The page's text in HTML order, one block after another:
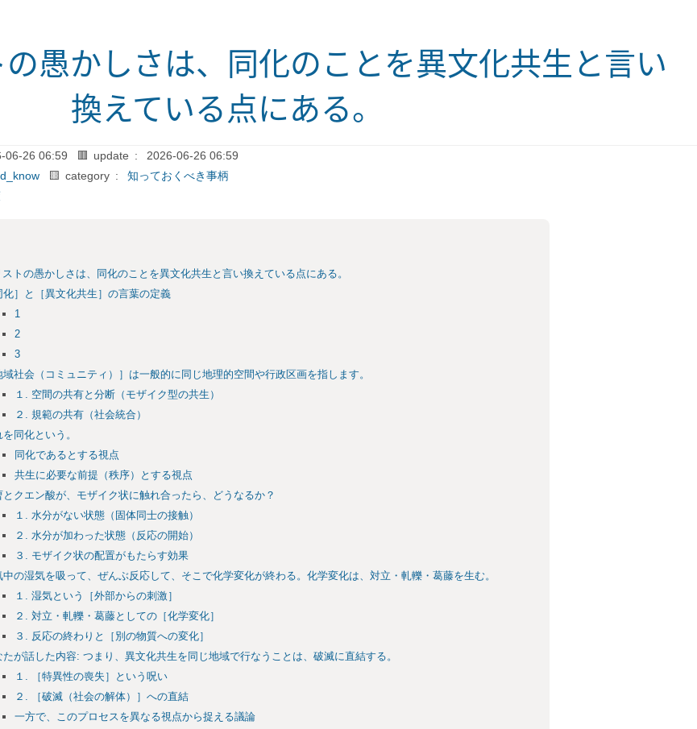
愚かしさは、同化のことを異文化共生と言い
換えている点にある。
06-26 06:59 🟥 update :
2026-06-26 06:59
🟨 category :
知っておくべき事柄
トの愚かしさは、同化のことを異文化共生と言い換えている点にある。
化］と［異文化共生］の言葉の定義
1
2
3
域社会（コミュニティ）］は一般的に同じ地理的空間や行政区画を指します。
１. 空間の共有と分断（モザイク型の共生）
２. 規範の共有（社会統合）
を同化という。
同化であるとする視点
共生に必要な前提（秩序）とする視点
とクエン酸が、モザイク状に触れ合ったら、どうなるか？
１. 水分がない状態（固体同士の接触）
２. 水分が加わった状態（反応の開始）
３. モザイク状の配置がもたらす効果
中の湿気を吸って、ぜんぶ反応して、そこで化学変化が終わる。化学変化は、対立・軋轢・葛藤を生む。
１. 湿気という［外部からの刺激］
２. 対立・軋轢・葛藤としての［化学変化］
３. 反応の終わりと［別の物質への変化］
たが話した内容: つまり、異文化共生を同じ地域で行なうことは、破滅に直結する。
１. ［特異性の喪失］という呪い
２. ［破滅（社会の解体）］への直結
一方で、このプロセスを異なる視点から捉える議論